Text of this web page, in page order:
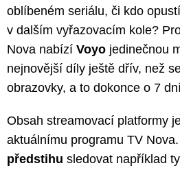
oblíbeném seriálu, či kdo
v dalším vyřazovacím kole?
Nova nabízí Voyo jedinečnou
nejnovější díly ještě dřív, než
obrazovky, a to dokonce o 7
Obsah streamovací platformy
aktuálnímu programu TV
předstihu sledovat například